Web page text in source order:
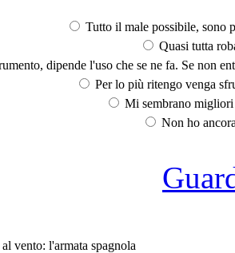
Tutto il male possibile, sono
Quasi tutta
dipende l'uso che se ne fa. Se non
Per lo più ritengo venga
Mi sembrano
Non ho
vento: l'armata spagnola